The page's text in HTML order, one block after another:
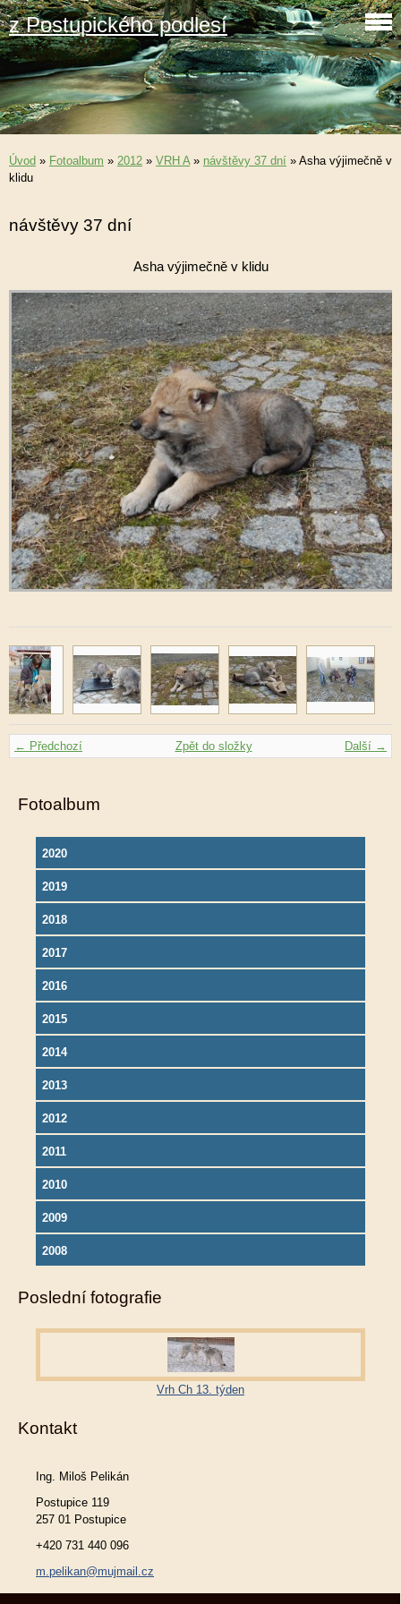
z Postupického podlesí
Úvod » Fotoalbum » 2012 » VRH A» návštěvy 37 dní » Asha výjimečně v
klidu
návštěvy 37 dní
Asha výjimečně v klidu
← Předchozí Další →
Zpět do složky
Fotoalbum
2020
2019
2018
2017
2016
2015
2014
2013
2012
2011
2010
2009
2008
Poslední fotografie
Vrh Ch 13. týden
Kontakt
Ing. Miloš Pelikán
Postupice 119
257 01 Postupice
+420 731 440 096
m.pelikan@mujmail.cz